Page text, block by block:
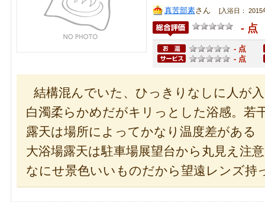
真苦部素さん [入浴日：
- 点
- 点
- 点
結構混んでいた、ひっきりなしに人が
白濁柔らかめだがキリっとした浴感。若
露天は場所によってかなり温度差がある
大浴場露天は駐車場展望台から丸見え注
なにせ景色いいものだから望遠レンズ持